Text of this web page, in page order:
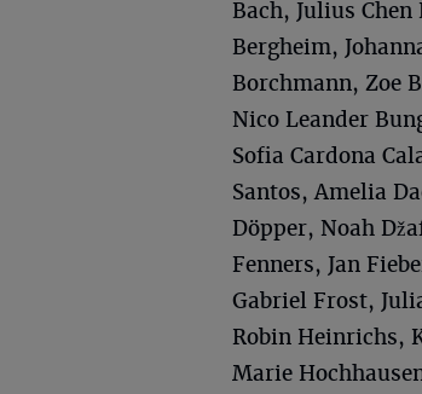
Bach, Julius
Bergheim,
Borchmann, Zoe
Nico Leander
Sofia Cardona
Santos, Amelia
Döpper, Noah
Fenners, Jan
Gabriel Frost,
Robin Heinrichs,
Marie